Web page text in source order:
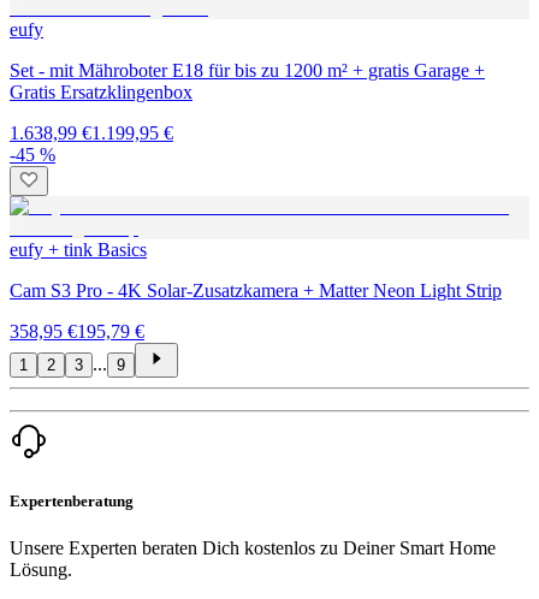
eufy
Set - mit Mähroboter E18 für bis zu 1200 m² + gratis Garage +
Gratis Ersatzklingenbox
1.638,99 €1.199,95 €
-45 %
eufy + tink Basics
Cam S3 Pro - 4K Solar-Zusatzkamera + Matter Neon Light Strip
358,95 €195,79 €
1 2 3 ... 9
Expertenberatung
Unsere Experten beraten Dich kostenlos zu Deiner Smart Home
Lösung.